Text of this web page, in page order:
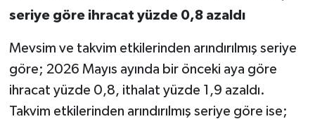
seriye göre ihracat yüzde 0,8 azaldı
Mevsim ve takvim etkilerinden arındırılmış seriye
göre; 2026 Mayıs ayında bir önceki aya göre
ihracat yüzde 0,8, ithalat yüzde 1,9 azaldı.
Takvim etkilerinden arındırılmış seriye göre ise;